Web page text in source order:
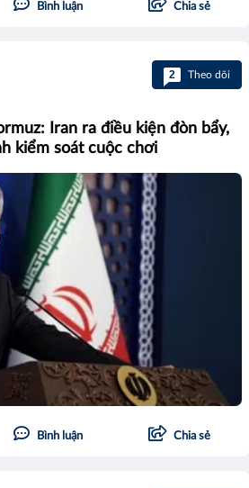
Bình luận Chia sẻ
2 Theo dõi
Iran ra điều kiện đòn bẩy,
kiểm soát cuộc chơi
Bình luận Chia sẻ